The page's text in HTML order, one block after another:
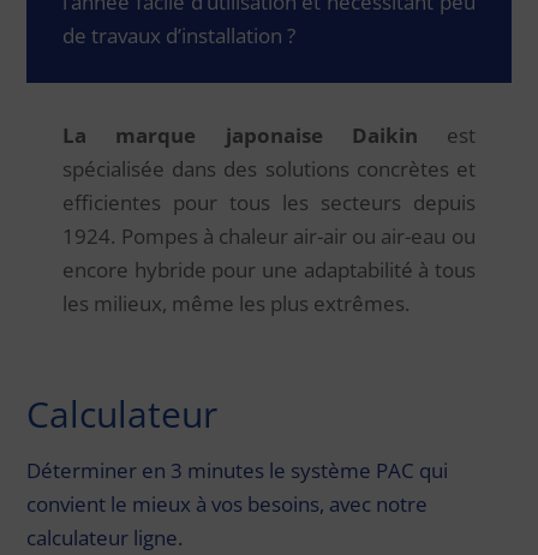
de travaux d’installation ?
La marque japonaise Daikin est
spécialisée dans des solutions concrètes et
efficientes pour tous les secteurs depuis
1924. Pompes à chaleur air-air ou air-eau ou
encore hybride pour une adaptabilité à tous
les milieux, même les plus extrêmes.
Calculateur
Déterminer en 3 minutes le système PAC qui
convient le mieux à vos besoins, avec notre
calculateur ligne.